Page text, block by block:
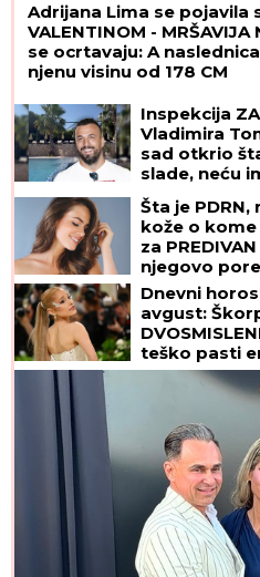
Adrijana Lima se pojavila
VALENTINOM -
se ocrtavaju: A
njenu visinu od 178 CM
Inspekcija
Vladimira
sad otkrio
slade, neću
Šta je
kože o kome
za
njegovo
Dnevni
avgust:
teško pasti